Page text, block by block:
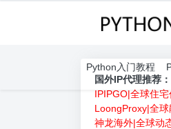
Python入门教程
国外IP代理推荐：
IPIPGO|全球住宅
LoongProxy|全球
神龙海外|全球动